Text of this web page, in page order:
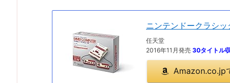
ニンテンドークラシ
任天堂
2016年11月発売 30タイトル
Amazon.co.jp